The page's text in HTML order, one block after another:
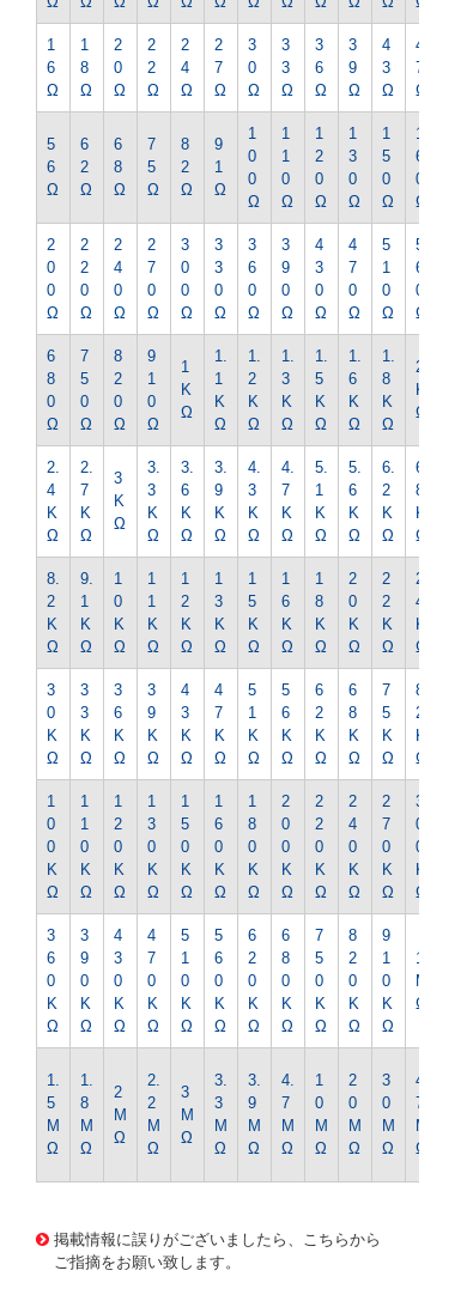
1
6
Ω
1
8
Ω
2
0
Ω
2
2
Ω
2
4
Ω
2
7
Ω
3
0
Ω
3
3
Ω
3
6
Ω
3
9
Ω
4
3
Ω
4
7
Ω
5
6
Ω
6
2
Ω
6
8
Ω
7
5
Ω
8
2
Ω
9
1
Ω
1
0
0
Ω
1
1
0
Ω
1
2
0
Ω
1
3
0
Ω
1
5
0
Ω
1
6
0
Ω
2
0
0
Ω
2
2
0
Ω
2
4
0
Ω
2
7
0
Ω
3
0
0
Ω
3
3
0
Ω
3
6
0
Ω
3
9
0
Ω
4
3
0
Ω
4
7
0
Ω
5
1
0
Ω
5
6
0
Ω
6
8
0
Ω
7
5
0
Ω
8
2
0
Ω
9
1
0
Ω
1
K
Ω
1.
1
K
Ω
1.
2
K
Ω
1.
3
K
Ω
1.
5
K
Ω
1.
6
K
Ω
1.
8
K
Ω
2
K
Ω
2.
4
K
Ω
2.
7
K
Ω
3
K
Ω
3.
3
K
Ω
3.
6
K
Ω
3.
9
K
Ω
4.
3
K
Ω
4.
7
K
Ω
5.
1
K
Ω
5.
6
K
Ω
6.
2
K
Ω
6.
8
K
Ω
8.
2
K
Ω
9.
1
K
Ω
1
0
K
Ω
1
1
K
Ω
1
2
K
Ω
1
3
K
Ω
1
5
K
Ω
1
6
K
Ω
1
8
K
Ω
2
0
K
Ω
2
2
K
Ω
2
4
K
Ω
3
0
K
Ω
3
3
K
Ω
3
6
K
Ω
3
9
K
Ω
4
3
K
Ω
4
7
K
Ω
5
1
K
Ω
5
6
K
Ω
6
2
K
Ω
6
8
K
Ω
7
5
K
Ω
8
2
K
Ω
1
0
0
K
Ω
1
1
0
K
Ω
1
2
0
K
Ω
1
3
0
K
Ω
1
5
0
K
Ω
1
6
0
K
Ω
1
8
0
K
Ω
2
0
0
K
Ω
2
2
0
K
Ω
2
4
0
K
Ω
2
7
0
K
Ω
3
0
0
K
Ω
3
6
0
K
Ω
3
9
0
K
Ω
4
3
0
K
Ω
4
7
0
K
Ω
5
1
0
K
Ω
5
6
0
K
Ω
6
2
0
K
Ω
6
8
0
K
Ω
7
5
0
K
Ω
8
2
0
K
Ω
9
1
0
K
Ω
1
M
Ω
1.
5
M
Ω
1.
8
M
Ω
2
M
Ω
2.
2
M
Ω
3
M
Ω
3.
3
M
Ω
3.
9
M
Ω
4.
7
M
Ω
1
0
M
Ω
2
0
M
Ω
3
0
M
Ω
4
7
M
Ω
掲載情報に誤りがございましたら、こちらから
ご指摘をお願い致します。